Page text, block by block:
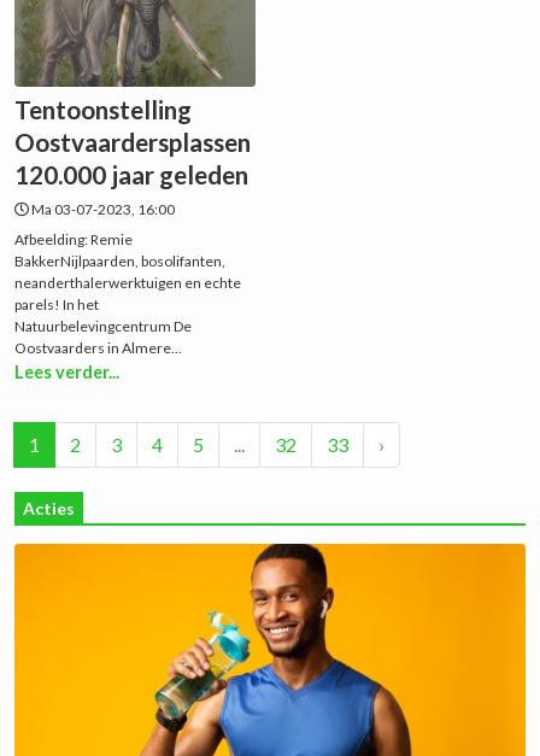
Tentoonstelling
Oostvaardersplassen
120.000 jaar geleden
Ma 03-07-2023, 16:00
Afbeelding: Remie
BakkerNijlpaarden, bosolifanten,
neanderthalerwerktuigen en echte
parels! In het
Natuurbelevingcentrum De
Oostvaarders in Almere...
Lees verder...
1 2 3 4 5 ... 32 33 ›
Acties